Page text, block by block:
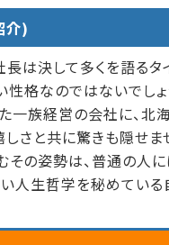
介)
長は決して多くを語るタ
格なのではないでしょ
一族経営の会社に、北
さと共に驚きも隠せま
その姿勢は、普通の人
い人生哲学を秘めてい